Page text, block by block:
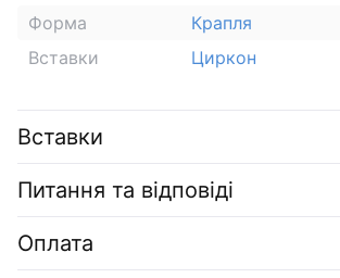
Форма
Крапля
Вставки
Циркон
Вставки
Питання та відповіді
Оплата